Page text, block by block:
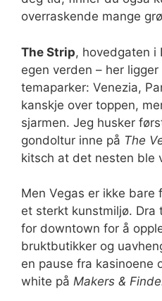
overraskende mange
The Strip, hovedgaten i
egen verden – her
temaparker: Venezia,
kanskje over toppen,
sjarmen. Jeg husker
gondoltur inne på The
kitsch at det nesten ble
Men Vegas er ikke bare
et sterkt kunstmiljø. Dra
for downtown for å
bruktbutikker og
en pause fra kasinoene
white på Makers &